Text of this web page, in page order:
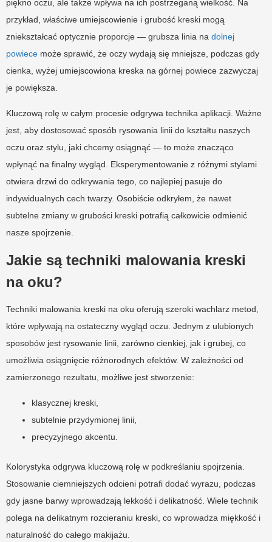
piękno oczu, ale także wpływa na ich postrzeganą wielkość. Na
przykład, właściwe umiejscowienie i grubość kreski mogą
zniekształcać optycznie proporcje — grubsza linia na dolnej
powiece może sprawić, że oczy wydają się mniejsze, podczas gdy
cienka, wyżej umiejscowiona kreska na górnej powiece zazwyczaj
je powiększa.
Kluczową rolę w całym procesie odgrywa technika aplikacji. Ważne
jest, aby dostosować sposób rysowania linii do kształtu naszych
oczu oraz stylu, jaki chcemy osiągnąć — to może znacząco
wpłynąć na finalny wygląd. Eksperymentowanie z różnymi stylami
otwiera drzwi do odkrywania tego, co najlepiej pasuje do
indywidualnych cech twarzy. Osobiście odkryłem, że nawet
subtelne zmiany w grubości kreski potrafią całkowicie odmienić
nasze spojrzenie.
Jakie są techniki malowania kreski
na oku?
Techniki malowania kreski na oku oferują szeroki wachlarz metod,
które wpływają na ostateczny wygląd oczu. Jednym z ulubionych
sposobów jest rysowanie linii, zarówno cienkiej, jak i grubej, co
umożliwia osiągnięcie różnorodnych efektów. W zależności od
zamierzonego rezultatu, możliwe jest stworzenie:
klasycznej kreski,
subtelnie przydymionej linii,
precyzyjnego akcentu.
Kolorystyka odgrywa kluczową rolę w podkreślaniu spojrzenia.
Stosowanie ciemniejszych odcieni potrafi dodać wyrazu, podczas
gdy jasne barwy wprowadzają lekkość i delikatność. Wiele technik
polega na delikatnym rozcieraniu kreski, co wprowadza miękkość i
naturalność do całego makijażu.